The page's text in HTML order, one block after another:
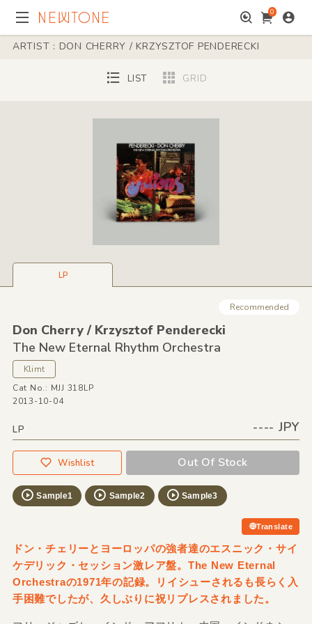
0
ARTIST : DON CHERRY / KRZYSZTOF PENDERECKI
LIST GRID
LP
Recommended
Don Cherry /Krzysztof Penderecki
The New Eternal Rhythm Orchestra
Klimt
Cat No.: MJJ 318LP
2013-10-04
LP ---- JPY
Wishlist Out Of Stock
Sample1 Sample2 Sample3
Translate
ドン・チェリーとヨーロッパの強者達のエスニック・サイ
ケデリック・セッション激レア盤。The New Eternal
Orchestraの1971年の記録。リイシューされるも長らく入
手困難でしたが、久しぶりに祝リプレスされました。